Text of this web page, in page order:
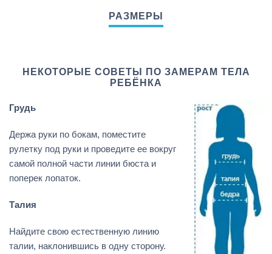
НЕКОТОРЫЕ СОВЕТЫ ПО ЗАМЕРАМ ТЕЛА
РЕБЁНКА
Грудь
Держа руки по бокам, поместите
рулетку под руки и проведите ее вокруг
самой полной части линии бюста и
поперек лопаток.
Талия
Найдите свою естественную линию
талии, наклонившись в одну сторону.